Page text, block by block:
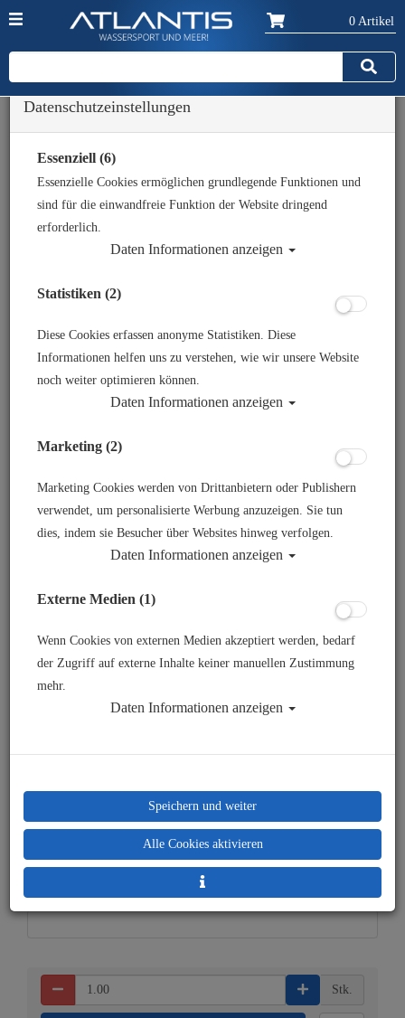
0 Artikel
Zurück
Apeks Atemreglerschlauch 3/8 Zoll 75cm
Lieferbar in 1-3
Prämienpunkte: 74
Stk.
Datenschutzeinstellungen
Essenziell (6)
Essenzielle Cookies ermöglichen grundlegende Funktionen und
sind für die einwandfreie Funktion der Website dringend
erforderlich.
Daten Informationen anzeigen
Statistiken (2)
Diese Cookies erfassen anonyme Statistiken. Diese
Informationen helfen uns zu verstehen, wie wir unsere Website
noch weiter optimieren können.
Daten Informationen anzeigen
Marketing (2)
Marketing Cookies werden von Drittanbietern oder Publishern
verwendet, um personalisierte Werbung anzuzeigen. Sie tun
dies, indem sie Besucher über Websites hinweg verfolgen.
Daten Informationen anzeigen
Externe Medien (1)
Wenn Cookies von externen Medien akzeptiert werden, bedarf
der Zugriff auf externe Inhalte keiner manuellen Zustimmung
mehr.
Daten Informationen anzeigen
Speichern und weiter
Alle Cookies aktivieren